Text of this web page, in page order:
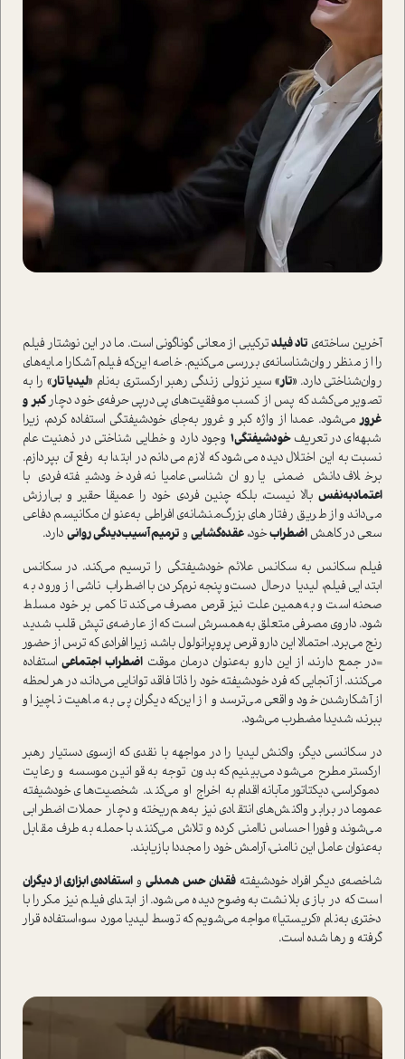
آخرین ساخته‌ی تاد فیلدترکیبی از معانی گوناگونی ا‌ست. ما در این نوشتار فیلم
را از منظر روان‌شناسانه‌ی بررسی می‌کنیم. خاصه این‌که فیلم آشکارا مایه‌های
روان‌شناختی دارد. «تار» سیر نزولی زندگی رهبر ارکستری به‌نام «لیدیا تار» را به
تصویر می‌کشد که پس از کسب موفقیت‌های پی‌در‌پی حرفه‌ی خود دچارکبر و
غرورمی‌شود. عمدا از واژه کبر و غرور به‌جای خودشیفتگی ا‌ستفاده کردم، زیرا
شبهه‌ای در تعریفخودشیفتگی1 وجود دارد و خطایی شناختی در ذهنیت عام
نسبت‌ به این اختلال دیده می‌شود که لازم می‌دانم در ابتدا به رفع آن بپردازم.
برخلاف دانش ضمنی یا روان‌شناسی عامیانه، فرد خودشیفته فردی با
اعتماد‌به‌نفس بالا نیست، بلکه چنین فردی خود را عمیقا حقیر و بی‌ارزش
می‌داند و از طریق رفتار‌های بزرگ‌منشانه‌ی‌ افراطی به‌عنوان مکانیسم دفاعی
سعی در کاهش اضطرابخود، عقده‌گشایی وترمیم آسیب‌دیدگی روانی دارد.
فیلم سکانس‌ به‌ سکانس علائم خودشیفتگی را ترسیم می‌کند. در سکانس
ابتدایی فیلم، لیدیا در‌حال دست‌و‌پنجه نرم‌کردن با اضطراب ناشی از ورود به
صحنه ا‌ست و به‌همین علت نیز قرص مصرف می‌کند تا کمی بر خود مسلط
شود. داروی مصرفی متعلق به‌همسرش ا‌ست که از عارضه‌ی تپش قلب شدید
رنج می‌برد. احتمالا این دارو قرص پروپرانولول باشد، زیرا افرادی که ترس از حضور
=در جمع دارند‌، از این دارو به‌عنوان درمان موقتاضطراب اجتماعیا‌ستفاده
می‌کنند. از آنجایی که فرد خودشیفته خود را ذاتا فاقد توانایی می‌داند، در هر لحظه
از آشکار‌شدن خود واقعی‌ می‌ترسد و از این‌که دیگران پی به ماهیت ناچیز او
ببرند، شدیدا مضطرب می‌شود.
در سکانسی دیگر، واکنش لیدیا را در مواجهه با نقدی که از‌سوی دستیار رهبر
ارکستر مطرح می‌شود می‌بینیم که بدون توجه به قوانین موسسه و رعایت
دموکراسی، دیکتاتور‌مآبانه اقدام به اخراج او می‌کند. شخصیت‌های خودشیفته
عموما در برابر واکنش‌های انتقادی نیز به‌هم‌ریخته و دچار حملات اضطرابی
می‌شوند و فورا احساس ناامنی کرده و تلاش می‌کنند با حمله به طرف مقابل
به‌عنوان عامل این ناامنی، آرامش خود را مجددا باز‌یابند.
شاخصه‌ی دیگر افراد خودشیفتهفقدانحس همدلیوا‌ستفاده‌ی ابزاری از دیگران
ا‌ست که در بازی بلانشت به‌وضوح دیده می‌شود. از ابتدای فیلم نیز مکررا با
دختری به‌نام «کریستیا» مواجه می‌شویم که توسط لیدیا مورد سوء‌ا‌ستفاده قرار
گرفته و رها شده ا‌ست.